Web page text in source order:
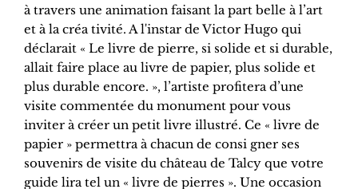
à travers une animation faisant la part belle à l’art
et à la créa tivité. A l'instar de Victor Hugo qui
déclarait « Le livre de pierre, si solide et si durable,
allait faire place au livre de papier, plus solide et
plus durable encore. », l’artiste profitera d’une
visite commentée du monument pour vous
inviter à créer un petit livre illustré. Ce « livre de
papier » permettra à chacun de consi gner ses
souvenirs de visite du château de Talcy que votre
guide lira tel un « livre de pierres ». Une occasion